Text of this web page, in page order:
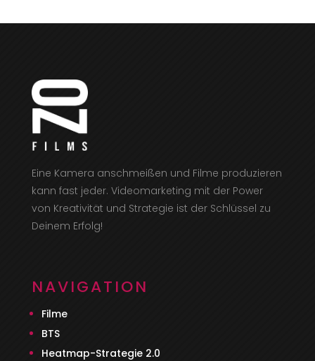
Eine Kamera anschmeißen und Filme produzieren
kann fast jeder. Videomarketing mit der Power
von Kreativität und Strategie ist der Schlüssel zu
Deinem Erfolg!
NAVIGATION
Filme
BTS
Heatmap-Strategie 2.0